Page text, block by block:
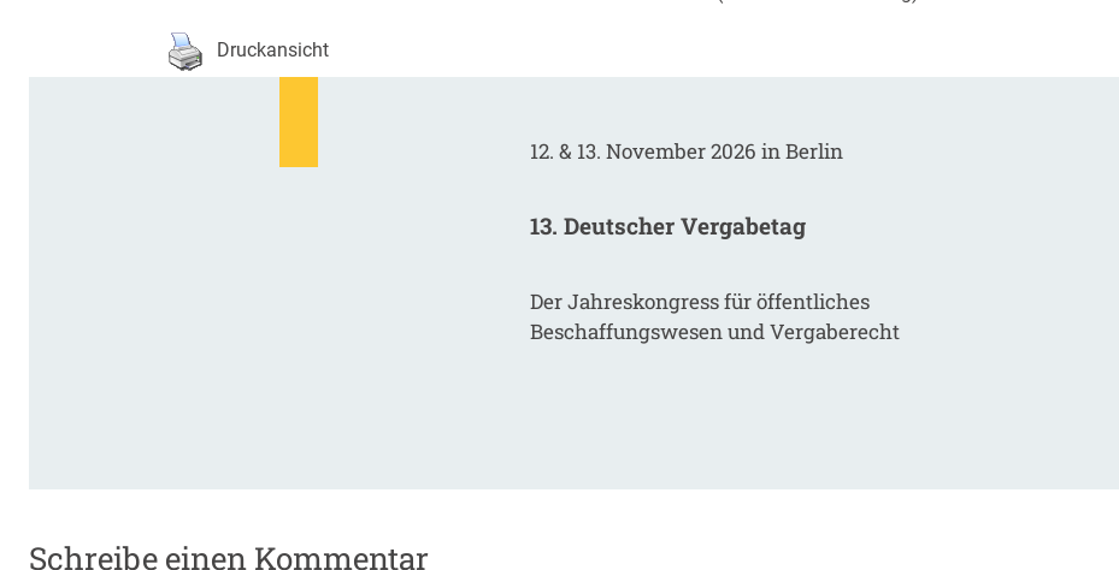
Druckansicht
12. & 13. November 2026 in Berlin
13. Deutscher Vergabetag
Der Jahreskongress für öffentliches
Beschaffungswesen und Vergaberecht
Schreibe einen Kommentar